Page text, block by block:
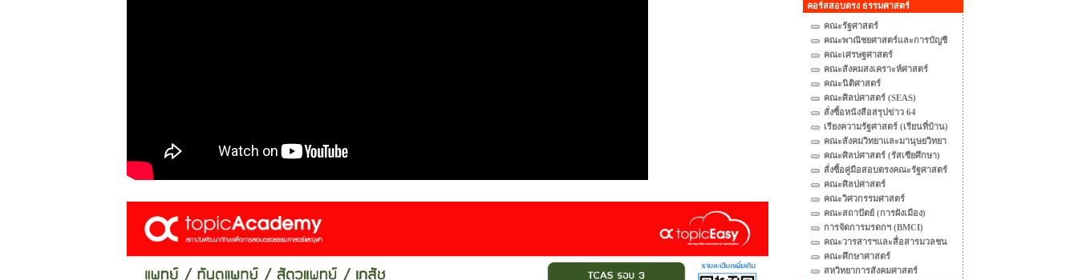
คอร์สสอบตรง ธรรมศาสตร์
คณะรัฐศาสตร์
คณะพาณิชยศาสตร์และการบัญชี
คณะเศรษฐศาสตร์
คณะสังคมสงเคราะห์ศาสตร์
คณะนิติศาสตร์
คณะศิลปศาสตร์ (SEAS)
สั่งซื้อหนังสือสรุปข่าว 64
เรียงความรัฐศาสตร์ (เรียนที่บ้าน)
คณะสังคมวิทยาและมานุษยวิทยา
คณะศิลปศาสตร์ (รัสเซียศึกษา)
สั่งซื้อคู่มือสอบตรงคณะรัฐศาสตร์
คณะศิลปศาสตร์
คณะวิศวกรรมศาสตร์
คณะสถาปัตย์ (การผังเมือง)
การจัดการมรดกฯ (BMCI)
คณะวารสารฯและสื่อสารมวลชน
คณะศึกษาศาสตร์
สหวิทยาการสังคมศาสตร์